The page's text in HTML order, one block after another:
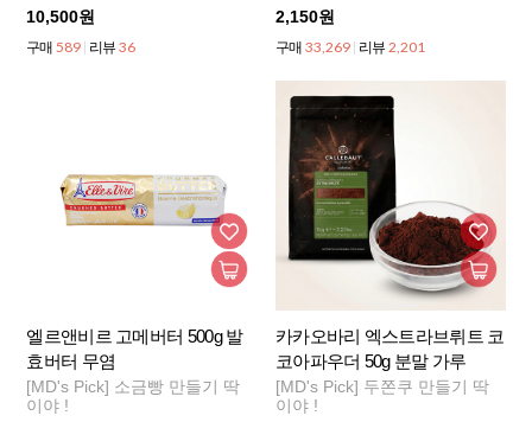
10,500원
구매 589 리뷰 36
2,150원
구매 33,269 리뷰 2,201
엘르앤비르 고메버터 500g 발
효버터 무염
[MD's Pick] 소금빵 만들기 딱
이야 !
카카오바리 엑스트라브뤼트 코
코아파우더 50g 분말 가루
[MD's Pick] 두쫀쿠 만들기 딱
이야 !